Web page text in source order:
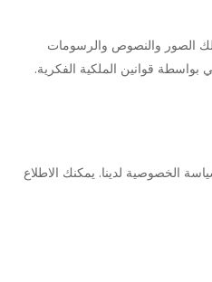
الصور والنصوص والرسومات
قوانين الملكية الفكرية.
الخصوصية لدينا. يمكنك الاطلاع